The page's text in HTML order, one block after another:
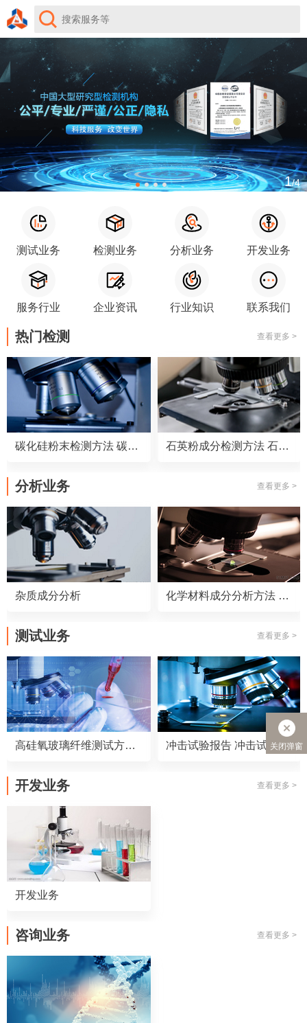
1/4
测试业务 检测业务 分析业务 开发业务
服务行业 企业资讯 行业知识 联系我们
热门检测 查看更多 >
碳化硅粉末检测方法 碳化硅粉末检测标准 石英粉成分检测方法 石英粉成分检测标准
分析业务 查看更多 >
杂质成分分析 化学材料成分分析方法 化学材料成分分析仪器
测试业务 查看更多 >
高硅氧玻璃纤维测试方法 高硅氧玻璃纤维测试标准 冲击试验报告 冲击试验标准
开发业务 查看更多 >
开发业务
咨询业务 查看更多 >
关闭弹窗